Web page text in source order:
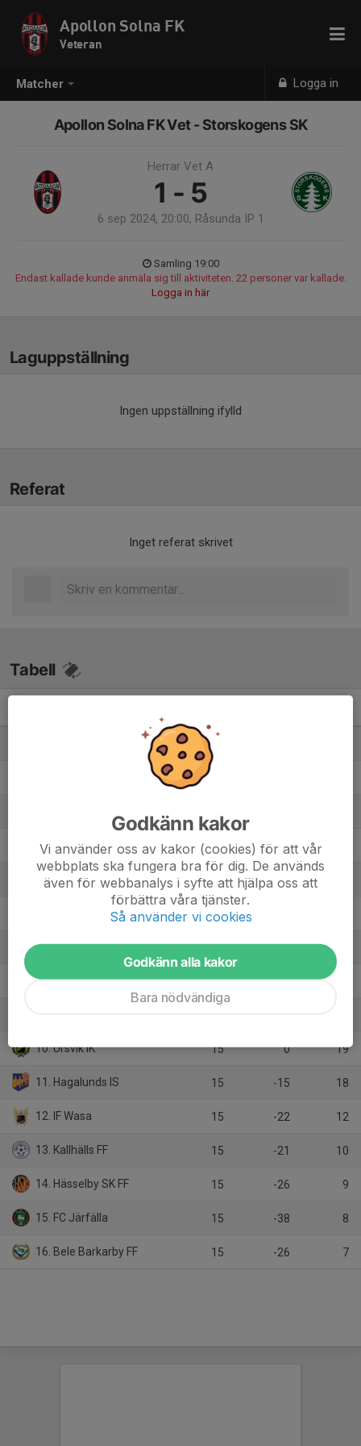
Matcher Logga in
Apollon Solna FK
Veteran
Apollon Solna FK Vet - Storskogens SK
Herrar Vet A
1 - 5
6 sep 2024, 20:00, Råsunda IP 1
Samling 19:00
Endast kallade kunde anmäla sig till aktiviteten. 22 personer var kallade.
Logga in här
Laguppställning
Ingen uppställning ifylld
Referat
Inget referat skrivet
Tabell
4. IF Wasa 2 15 13
5. FK Bromma 15 7
15
7. Apollon Solna FK 15 5
8. Ekerö IK 15 5
10. Ursvik IK 15 0 19
11. Hagalunds IS 15 -15 18
12. IF Wasa 15 -22 12
13. Kallhälls FF 15 -21 10
14. Hässelby SK FF 15 -26 9
15. FC Järfälla 15 -38 8
16. Bele Barkarby FF 15 -26 7
Godkänn kakor
Vi använder oss av kakor (cookies) för att vår
webbplats ska fungera bra för dig. De används
även för webbanalys i syfte att hjälpa oss att
förbättra våra tjänster.
Så använder vi cookies
Godkänn alla kakor
Bara nödvändiga